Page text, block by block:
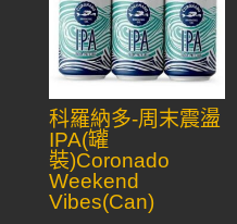
科羅納多-周末震盪
IPA(罐
裝)Coronado
Weekend
Vibes(Can)